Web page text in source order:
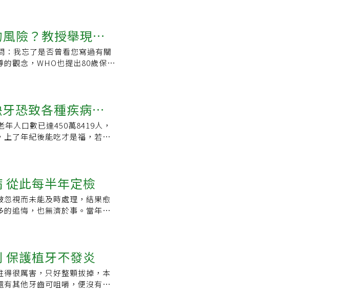
進而造成咀嚼不易、營養不
畫」，期望民眾在80歲仍保
康餘命與生活尊嚴的關鍵指
明顯進步空間。公費洗牙半年
檢查確保口腔健康。不少缺
好清潔保養很重要。蔡佩龍
配牙間刷刷洗固定假牙，餐
經常忽視，其中「食物卡塞」
產生不適感。假牙照護差 易
不佳的配戴者患有義齒性口
進一步影響整體口腔環境的
影響進食舒適度並增加食物
真牙承受過度負擔，進而導
，可能進一步加劇咬合不均
以逆轉的口腔健康惡性循
研究人員領軍的研究
們在平均3.5年內牙齒脫落率
「在老年人中，無論基線的
就越高。」即使針對像是性
能影響健康和疾病的因素進
腔健康長期以來，一直都被
，口腔健康與認知能力下降
有關聯，原因目前尚不清
等因素，都可能同時影響牙齒
的死亡風險因素之間存在關
項研究背後的團隊致力於促
戒菸都有助於保持牙齒健
壽命。牙醫檢查同時還能統
這很可能是監測老年人及其
險？教授舉現有
我忘了是否曾看您寫過有關
觀念，WHO也提出80歲保有
咀嚼功能的退化或喪失與失
以減少失智風險？現已走上
的連結打開的是《銀天下》
關鍵！失智風險大增1.34
日本多個行政區的健康資料
出現失智症狀的風險，比咬
咬合或全口無真牙的高齡
《銀天下》那篇文章是文不
臼齒，所以，文章裡所說的
題裡，或在文摘裡，都沒有
有提供那個日本研究的參考
Between Reduced
Onset in Older
日本老年人後牙咬合接觸減
恐致各種疾病上
人口數已達450萬8419人，
上了年紀後能吃才是福，若因
果咬不動、吞不下，經常吃
食纖維、鈣、鎂、維生素D
致各種疾病上身。國健署社
了進食困難影響營養吸收，
生吸入性肺炎風險。建議應
嚼或吞嚥不佳有關，咬不動
夠。高齡營養質地調整飲食
2019年推出「高齡營養質地
的長輩吃得下、吃得夠、吃
從此每半年定檢
視而未能及時處理，結果愈
追悔，也無濟於事。當年剛
疼痛」、「緩緩就好」，想
發嚴重的牙周病外，也造成
上的代價，算是相當慘痛的
到牙科做定期檢查外，只要
於治療」，我從原本的一口
護植牙不發炎
很厲害，只好整顆拔掉，本
其他牙齒可咀嚼，便沒有積